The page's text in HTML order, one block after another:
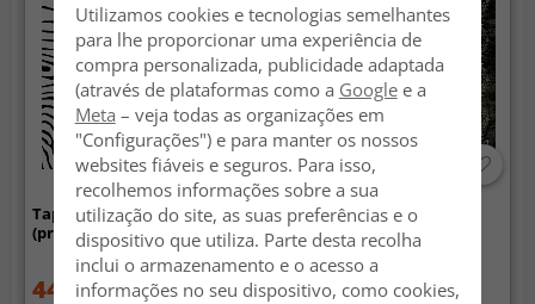
Tapete Wilton - Zebra
(preto/branco)
44.99 € 59.99 €
Tapete Wilton - Taknis
(verde escuro)
44.99 € 59.99 €
Utilizamos cookies e tecnologias semelhantes
para lhe proporcionar uma experiência de
compra personalizada, publicidade adaptada
(através de plataformas como a Googlee a
Meta – veja todas as organizações em
"Configurações") e para manter os nossos
websites fiáveis e seguros. Para isso,
recolhemos informações sobre a sua
utilização do site, as suas preferências e o
dispositivo que utiliza. Parte desta recolha
inclui o armazenamento e o acesso a
informações no seu dispositivo, como cookies,